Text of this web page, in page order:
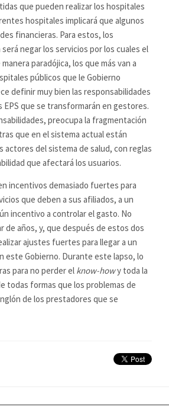
que pueden realizar los hospitales
hospitales implicará que algunos
financieras. Para estos, los
negar los servicios por los cuales el
paradójica, los que más van a
públicos que le Gobierno
definir muy bien las responsabilidades
que se transformarán en gestores.
preocupa la fragmentación
que en el sistema actual están
actores del sistema de salud, con reglas
que afectará los usuarios.
incentivos demasiado fuertes para
que deben a sus afiliados, a un
incentivo a controlar el gasto. No
años, y, que después de estos dos
ajustes fuertes para llegar a un
Gobierno. Durante este lapso, lo
para no perder el know-howy toda la
todas formas que los problemas de
de los prestadores que se